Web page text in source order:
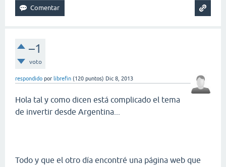
–1
voto
respondido por librefin (120 puntos) Dic 8, 2013
Hola tal y como dicen está complicado el tema
de invertir desde Argentina...
Todo y que el otro día encontré una página web que